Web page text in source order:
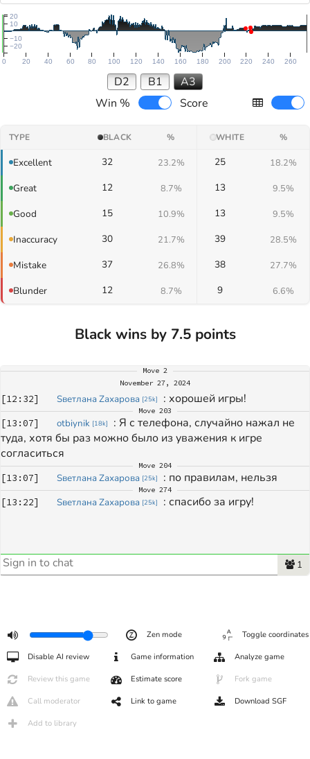
0 20 40 60 80 100 120 140 160 180 200 220 240 260
−20
−10
10
20
D2 B1
A3
Win %
Score
TYPE BLACK % WHITE %
Excellent 32 23.2% 25 18.2%
Great 12 8.7% 13 9.5%
Good 15 10.9% 13 9.5%
Inaccuracy 30 21.7% 39 28.5%
Mistake 37 26.8% 38 27.7%
Blunder 12 8.7% 9 6.6%
Black wins by 7.5 points
Move 2
November 27, 2024
[12:32] Sветлана Zахарова [25k] : хорошей игры!
Move 203
[13:07] otbiynik [18k] : Я с телефона, случайно нажал не
туда, хотя бы раз можно было из уважения к игре
согласиться
Move 204
[13:07] Sветлана Zахарова [25k] : по правилам, нельзя
Move 274
[13:22] Sветлана Zахарова [25k] : спасибо за игру!
1
Zen mode Toggle coordinates
Disable AI review Game information Analyze game
Review this game Estimate score Fork game
Call moderator Link to game Download SGF
Add to library